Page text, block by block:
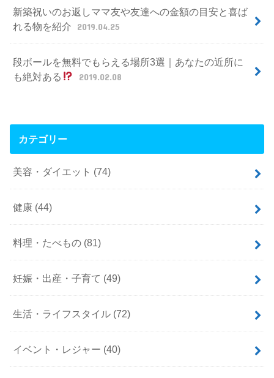
新築祝いのお返しママ友や友達への金額の目安と喜ば
れる物を紹介
2019.04.25
段ボールを無料でもらえる場所3選｜あなたの近所に
も絶対ある
2019.02.08
カテゴリー
美容・ダイエット (74)
健康 (44)
料理・たべもの (81)
妊娠・出産・子育て (49)
生活・ライフスタイル (72)
イベント・レジャー (40)